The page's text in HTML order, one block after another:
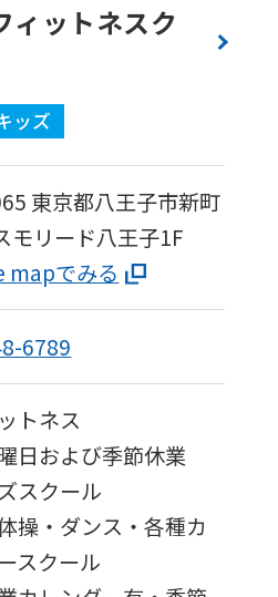
ィットネスク
ッズ
東京都八王子市新町
モリード八王子1F
mapでみる
6789
トネス
日および季節休業
スクール
操・ダンス・各種カ
スクール